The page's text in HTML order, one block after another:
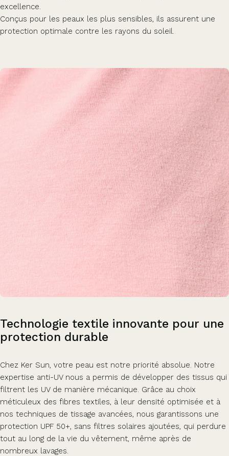
excellence.
Conçus pour les peaux les plus sensibles, ils assurent une
protection optimale contre les rayons du soleil.
Technologie textile innovante pour une
protection durable
Chez Ker Sun, votre peau est notre priorité absolue. Notre
expertise anti-UV nous a permis de développer des tissus qui
filtrent les UV de manière mécanique. Grâce au choix
méticuleux des fibres textiles, à leur densité optimisée et à
nos techniques de tissage avancées, nous garantissons une
protection UPF 50+, sans filtres solaires ajoutées, qui perdure
tout au long de la vie du vêtement, même après de
nombreux lavages.